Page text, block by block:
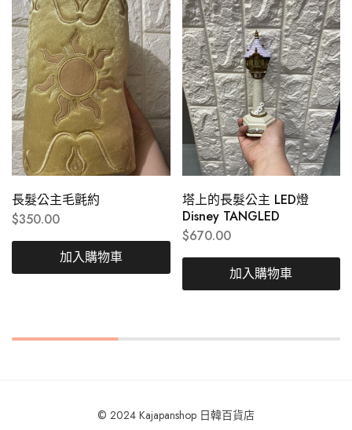
長髮公主毛氈約
$350.00
加入購物車
塔上的長髮公主 LED燈
Disney TANGLED
$670.00
加入購物車
© 2024 Kajapanshop 日韓百貨店